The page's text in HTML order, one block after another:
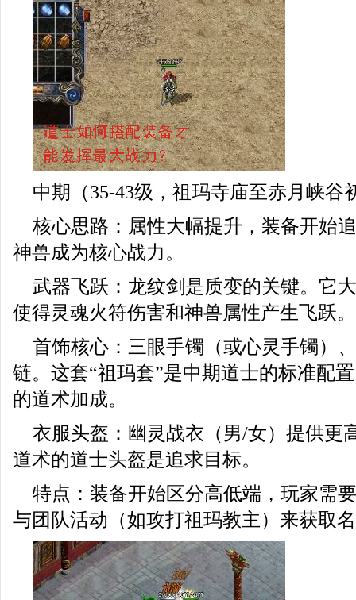
中期（35-43级，祖玛寺庙至赤月峡谷
核心思路：属性大幅提升，装备开始
神兽成为核心战力。
武器飞跃：龙纹剑是质变的关键。它
使得灵魂火符伤害和神兽属性产生飞跃。
首饰核心：三眼手镯（或心灵手镯）
链。这套“祖玛套”是中期道士的标准配
的道术加成。
衣服头盔：幽灵战衣（男/女）提供更
道术的道士头盔是追求目标。
特点：装备开始区分高低端，玩家需
与团队活动（如攻打祖玛教主）来获取